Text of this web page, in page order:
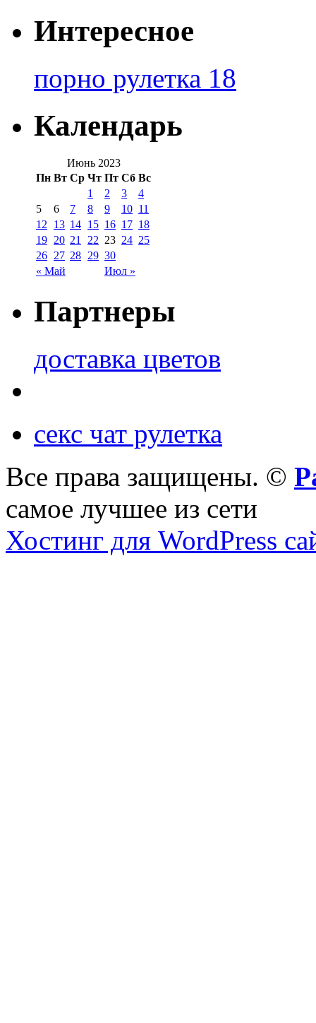
Интересное
порно рулетка 18
Календарь
Июнь 2023
Пн Вт Ср Чт Пт Сб Вс
« Май Июл »
1 2 3
4
5
6 7 8 9 10 11
12
13 14 15 16 17 18
19 20 21 22 23 24 25
26 27 28 29 30
Партнеры
доставка цветов
секс чат рулетка
Все права защищены. ©
самое лучшее из сети
Хостинг для WordPress